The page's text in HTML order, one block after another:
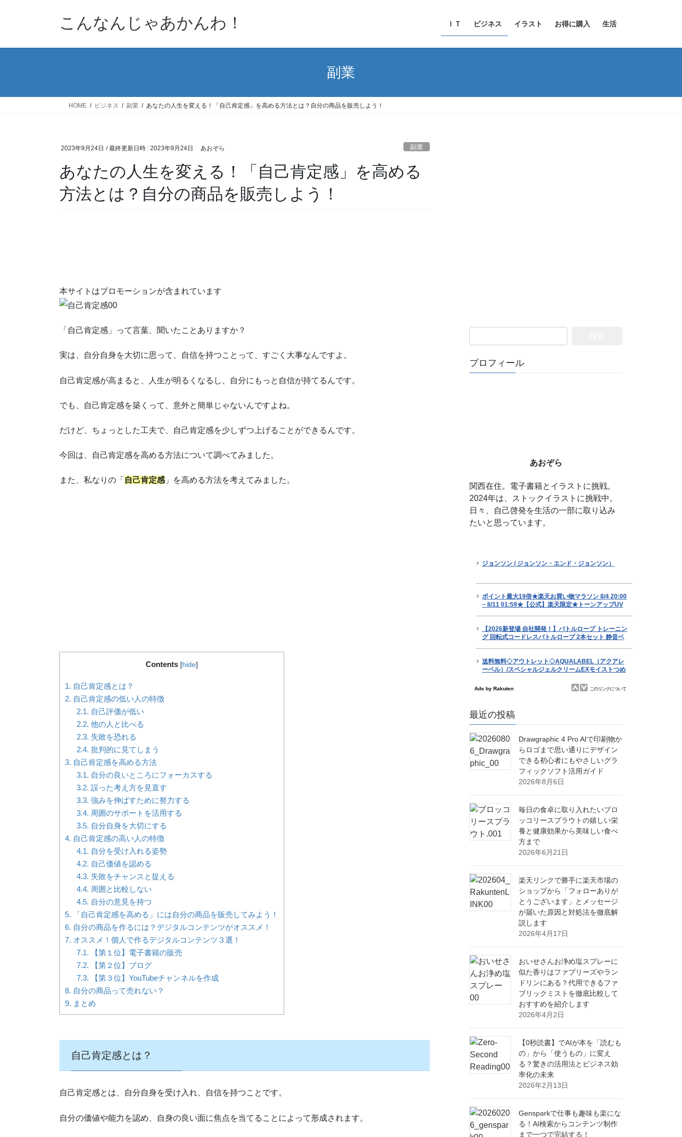
こんなんじゃあかんわ！ ＩＴ ビジネス イラスト お得に購入 生活
副業
HOME ビジネス 副業 あなたの人生を変える！「自己肯定感」を高める方法とは？自分の商品を販売しよう！
2023年9月24日 / 最終更新日時 : 2023年9月24日 あおぞら 副業
あなたの人生を変える！「自己肯定感」を高める
方法とは？自分の商品を販売しよう！
本サイトはプロモーションが含まれています
「自己肯定感」って言葉、聞いたことありますか？
実は、自分自身を大切に思って、自信を持つことって、すごく大事なんですよ。
自己肯定感が高まると、人生が明るくなるし、自分にもっと自信が持てるんです。
でも、自己肯定感を築くって、意外と簡単じゃないんですよね。
だけど、ちょっとした工夫で、自己肯定感を少しずつ上げることができるんです。
今回は、自己肯定感を高める方法について調べてみました。
また、私なりの「 自己肯定感 」を高める方法を考えてみました。
Contents [hide]
1. 自己肯定感とは？
2. 自己肯定感の低い人の特徴
2.1. 自己評価が低い
2.2. 他の人と比べる
2.3. 失敗を恐れる
2.4. 批判的に見てしまう
3. 自己肯定感を高める方法
3.1. 自分の良いところにフォーカスする
3.2. 誤った考え方を見直す
3.3. 強みを伸ばすために努力する
3.4. 周囲のサポートを活用する
3.5. 自分自身を大切にする
4. 自己肯定感の高い人の特徴
4.1. 自分を受け入れる姿勢
4.2. 自己価値を認める
4.3. 失敗をチャンスと捉える
4.4. 周囲と比較しない
4.5. 自分の意見を持つ
5. 「自己肯定感を高める」には自分の商品を販売してみよう！
6. 自分の商品を作るには？デジタルコンテンツがオススメ！
7. オススメ！個人で作るデジタルコンテンツ３選！
7.1. 【第１位】電子書籍の販売
7.2. 【第２位】ブログ
7.3. 【第３位】YouTubeチャンネルを作成
8. 自分の商品って売れない？
9. まとめ
自己肯定感とは？
自己肯定感とは、自分自身を受け入れ、自信を持つことです。
自分の価値や能力を認め、自身の良い面に焦点を当てることによって形成されます。
索:
プロフィール
あおぞら
関西在住。電子書籍とイラストに挑戦。
2024年は、ストックイラストに挑戦中。
日々、自己啓発を生活の一部に取り込み
たいと思っています。
最近の投稿
Drawgraphic 4 Pro AIで印刷物か
らロゴまで思い通りにデザイン
できる初心者にもやさしいグラ
フィックソフト活用ガイド
2026年8月6日
毎日の食卓に取り入れたいブロ
ッコリースプラウトの嬉しい栄
養と健康効果から美味しい食べ
方まで
2026年6月21日
楽天リンクで勝手に楽天市場の
ショップから「フォローありが
とうございます」とメッセージ
が届いた原因と対処法を徹底解
説します
2026年4月17日
おいせさんお浄め塩スプレーに
似た香りはファブリーズやラン
ドリンにある？代用できるファ
ブリックミストを徹底比較して
おすすめを紹介します
2026年4月2日
【0秒読書】でAIが本を「読むも
の」から「使うもの」に変え
る？驚きの活用法とビジネス効
率化の未来
2026年2月13日
Gensparkで仕事も趣味も楽にな
る！AI検索からコンテンツ制作
まで一つで完結する！